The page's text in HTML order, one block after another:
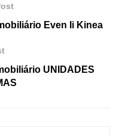
Even Ii Kinea
UNIDADES